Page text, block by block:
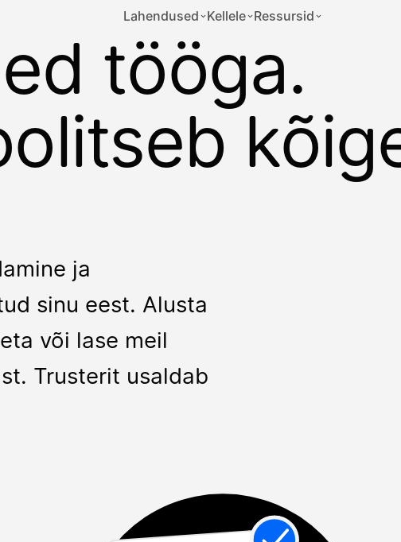
Lahendused Kellele Ressursid
tööga.
ja
sinu eest. Alusta
või lase meil
Trusterit usaldab